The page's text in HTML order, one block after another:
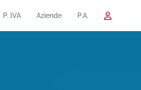
P. IVA Aziende P.A.